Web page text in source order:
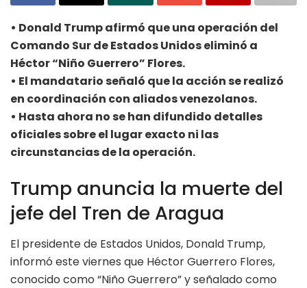
• Donald Trump afirmó que una operación del
Comando Sur de Estados Unidos eliminó a
Héctor “Niño Guerrero” Flores.
• El mandatario señaló que la acción se realizó
en coordinación con aliados venezolanos.
• Hasta ahora no se han difundido detalles
oficiales sobre el lugar exacto ni las
circunstancias de la operación.
Trump anuncia la muerte del
jefe del Tren de Aragua
El presidente de Estados Unidos, Donald Trump,
informó este viernes que Héctor Guerrero Flores,
conocido como “Niño Guerrero” y señalado como